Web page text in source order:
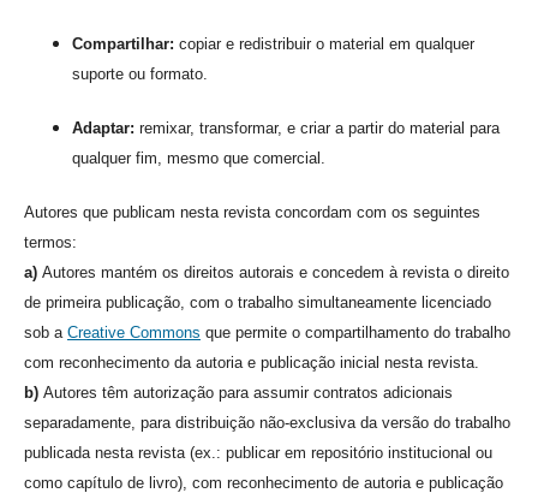
Compartilhar: copiar e redistribuir o material em qualquer
suporte ou formato.
Adaptar: remixar, transformar, e criar a partir do material para
qualquer fim, mesmo que comercial.
Autores que publicam nesta revista concordam com os seguintes
termos:
a)Autores mantém os direitos autorais e concedem à revista o direito
de primeira publicação, com o trabalho simultaneamente licenciado
sob a Creative Commons que permite o compartilhamento do trabalho
com reconhecimento da autoria e publicação inicial nesta revista.
b)Autores têm autorização para assumir contratos adicionais
separadamente, para distribuição não-exclusiva da versão do trabalho
publicada nesta revista (ex.: publicar em repositório institucional ou
como capítulo de livro), com reconhecimento de autoria e publicação